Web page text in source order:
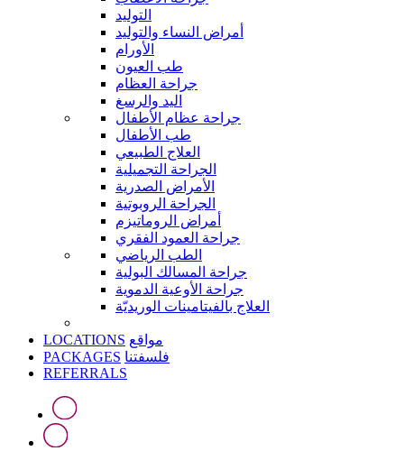
التوليد
أمراض النساء والتوليد
الأورام
طب العيون
جراحة العظام
اليد والرسغ
جراحة عظام الأطفال
طب الأطفال
العلاج الطبيعي
الجراحة التجميلية
الأمراض الصدرية
الجراحة الروبوتية
أمراض الروماتيزم
جراحة العمود الفقري
الطب الرياضي
جراحة المسالك البولية
جراحة الأوعية الدموية
العلاج بالفيتامينات الوريديّة
LOCATIONS مواقع
PACKAGES فلسفتنا
REFERRALS